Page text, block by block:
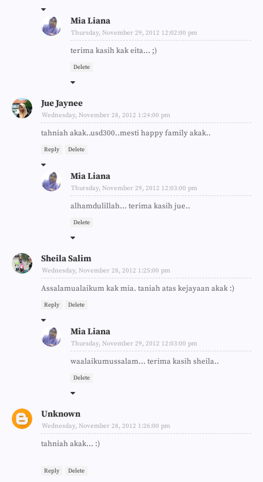
Mia Liana
Thursday, November 29, 2012 12:02:00 pm
terima kasih kak eita... ;)
Delete
Jue Jaynee
Wednesday, November 28, 2012 1:24:00 pm
tahniah akak..usd300..mesti happy family akak..
Reply Delete
Mia Liana
Thursday, November 29, 2012 12:03:00 pm
alhamdulillah... terima kasih jue..
Delete
Sheila Salim
Wednesday, November 28, 2012 1:25:00 pm
Assalamualaikum kak mia. taniah atas kejayaan akak :)
Reply Delete
Mia Liana
Thursday, November 29, 2012 12:03:00 pm
waalaikumussalam... terima kasih sheila..
Delete
Unknown
Wednesday, November 28, 2012 1:26:00 pm
tahniah akak... :)
Reply Delete